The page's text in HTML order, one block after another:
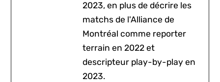
2023, en plus de décrire les
matchs de l'Alliance de
Montréal comme reporter
terrain en 2022 et
descripteur play-by-play en
2023.